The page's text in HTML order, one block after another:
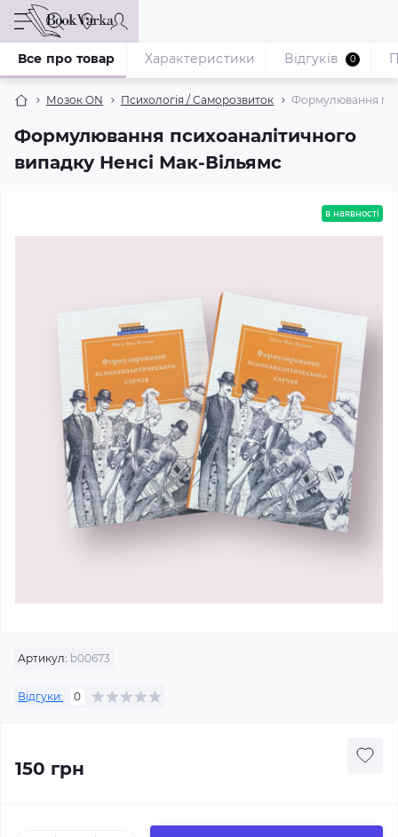
Мозок ON Психологія / Саморозвиток Формулювання
Формулювання психоаналітичного
випадку Ненсі Мак-Вільямс
Все про товар Характеристики Відгуків 0
в наявності
Артикул: b00673
Відгуки: 0
150 грн